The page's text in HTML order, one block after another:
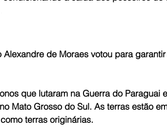
Alexandre de Moraes votou para
que lutaram na Guerra do Paraguai
Mato Grosso do Sul. As terras estão
terras originárias.